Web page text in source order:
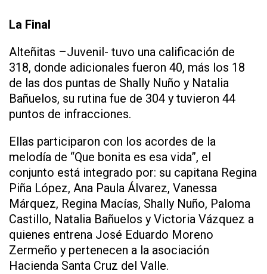
La Final
Alteñitas –Juvenil- tuvo una calificación de
318, donde adicionales fueron 40, más los 18
de las dos puntas de Shally Nuño y Natalia
Bañuelos, su rutina fue de 304 y tuvieron 44
puntos de infracciones.
Ellas participaron con los acordes de la
melodía de “Que bonita es esa vida”, el
conjunto está integrado por: su capitana Regina
Piña López, Ana Paula Álvarez, Vanessa
Márquez, Regina Macías, Shally Nuño, Paloma
Castillo, Natalia Bañuelos y Victoria Vázquez a
quienes entrena José Eduardo Moreno
Zermeño y pertenecen a la asociación
Hacienda Santa Cruz del Valle.